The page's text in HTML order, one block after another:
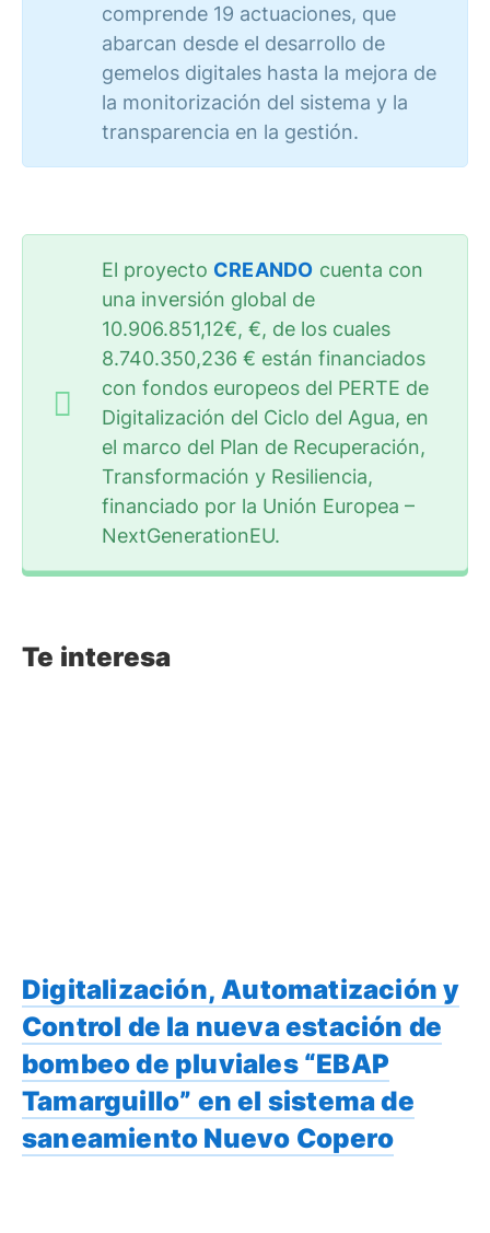
comprende 19 actuaciones, que
abarcan desde el desarrollo de
gemelos digitales hasta la mejora de
la monitorización del sistema y la
transparencia en la gestión.
El proyecto CREANDO cuenta con
una inversión global de
10.906.851,12€, €, de los cuales
8.740.350,236 € están financiados
con fondos europeos del PERTE de
Digitalización del Ciclo del Agua, en
el marco del Plan de Recuperación,
Transformación y Resiliencia,
financiado por la Unión Europea –
NextGenerationEU.
Te interesa
Digitalización, Automatización y
Control de la nueva estación de
bombeo de pluviales “EBAP
Tamarguillo” en el sistema de
saneamiento Nuevo Copero